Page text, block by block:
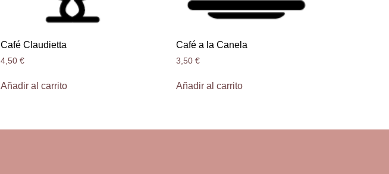
Café Claudietta
4,50€
Añadir al carrito
Café a la Canela
3,50€
Añadir al carrito